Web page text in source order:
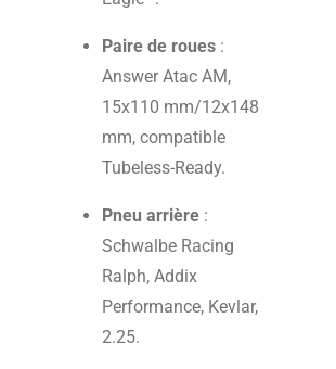
Paire de roues :
Answer Atac AM,
15x110 mm/12x148
mm, compatible
Tubeless-Ready.
Pneu arrière :
Schwalbe Racing
Ralph, Addix
Performance, Kevlar,
2.25.